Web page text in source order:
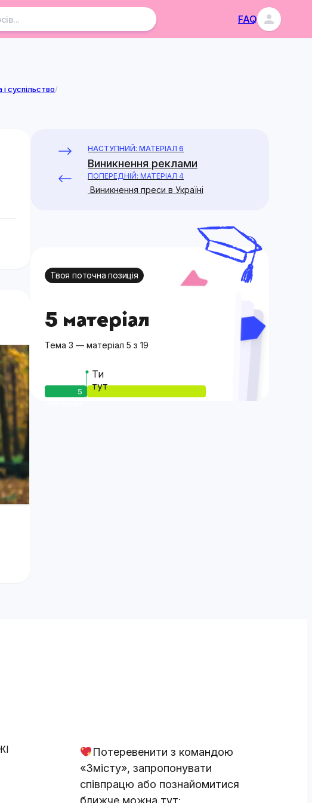
FAQ
суспільство/
НАСТУПНИЙ: МАТЕРІАЛ 6
Виникнення реклами
ПОПЕРЕДНІЙ: МАТЕРІАЛ 4
Виникнення преси в Україні
Твоя поточна позиція
5 матеріал
Тема 3 — матеріал 5 з 19
5
Ти
тут
Потеревенити з командою
«Змісту», запропонувати
співпрацю або познайомитися
ближче можна тут: